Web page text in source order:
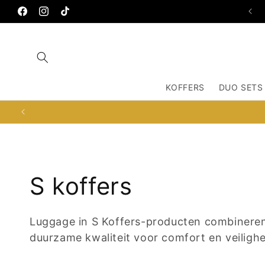
naar de
content
FacebookInstagram
TikTok
OSDORPPLEIN 672, 1068TC AMSTERDAM
KOFFERS DUO SETS
C
o
l
S koffers
Luggage in S Koffers-producten
duurzame kwaliteit voor comfort en